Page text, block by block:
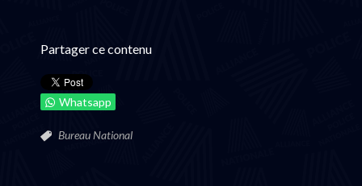
Partager ce contenu
Whatsapp
Bureau National